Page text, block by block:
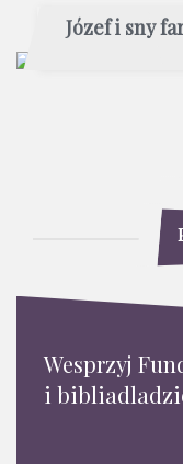
Józef i sny
Wesprzyj
i